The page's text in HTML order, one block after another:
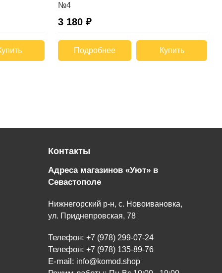
№4
3 180 ₽
Подробнее Купить
Контакты
Адреса магазинов «Уют» в
Севастополе
Нижнегорский р-н, с. Новоивановка,
ул. Приднепровская, 78
Телефон: +7 (978) 299-07-24
Телефон: +7 (978) 135-89-76
E-mail: info@komod.shop